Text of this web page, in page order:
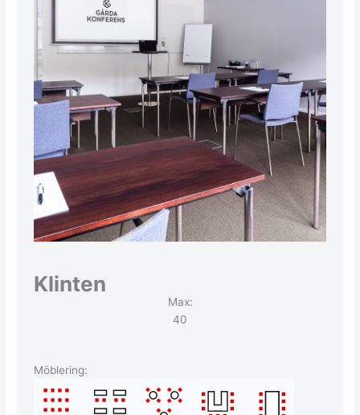
Klinten
Max:
40
Möblering: